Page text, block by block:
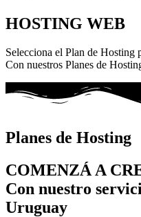
HOSTING WEB
Selecciona el Plan de Hosting
Con nuestros Planes de
Planes de Hosting
COMENZÁ A
Con nuestro
Uruguay